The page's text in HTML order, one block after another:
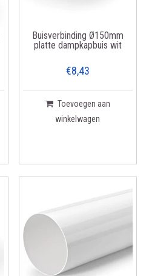
Buisverbinding Ø150mm
platte dampkapbuis wit
€8,43
Toevoegen aan
winkelwagen